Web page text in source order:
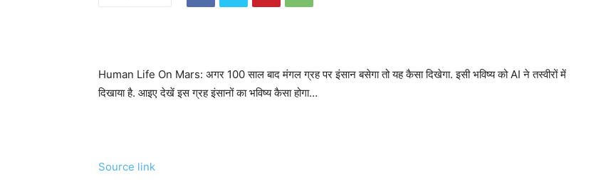
Human Life On Mars: अगर 100 साल बाद मंगल ग्रह पर इंसान बसेगा तो यह कैसा दिखेगा. इसी भविष्य को AI ने तस्वीरों में
दिखाया है. आइए देखें इस ग्रह इंसानों का भविष्य कैसा होगा…
Source link